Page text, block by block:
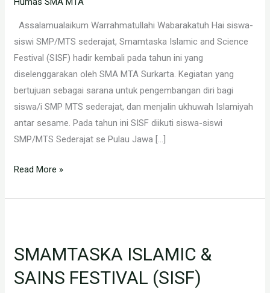
Assalamualaikum Warrahmatullahi Wabarakatuh Hai siswa-
siswi SMP/MTS sederajat, Smamtaska Islamic and Science
Festival (SISF) hadir kembali pada tahun ini yang
diselenggarakan oleh SMA MTA Surkarta. Kegiatan yang
bertujuan sebagai sarana untuk pengembangan diri bagi
siswa/i SMP MTS sederajat, dan menjalin ukhuwah Islamiyah
antar sesame. Pada tahun ini SISF diikuti siswa-siswi
SMP/MTS Sederajat se Pulau Jawa […]
Read More »
SMAMTASKA ISLAMIC &
SAINS FESTIVAL (SISF)
&
FESTIVAL